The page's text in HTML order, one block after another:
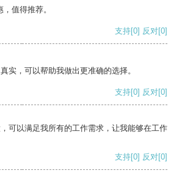
值得推荐。
支持[0] 反对[0]
实，可以帮助我做出更准确的选择。
支持[0] 反对[0]
可以满足我所有的工作需求，让我能够在工作
支持[0] 反对[0]